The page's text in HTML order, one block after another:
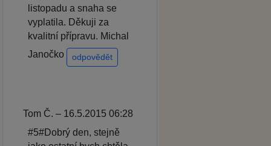
listopadu a snaha se
vyplatila. Děkuji za
kvalitní přípravu. Michal
Janočko
odpovědět
Tom Č. – 16.5.2015 06:28
#5#Dobrý den, stejně